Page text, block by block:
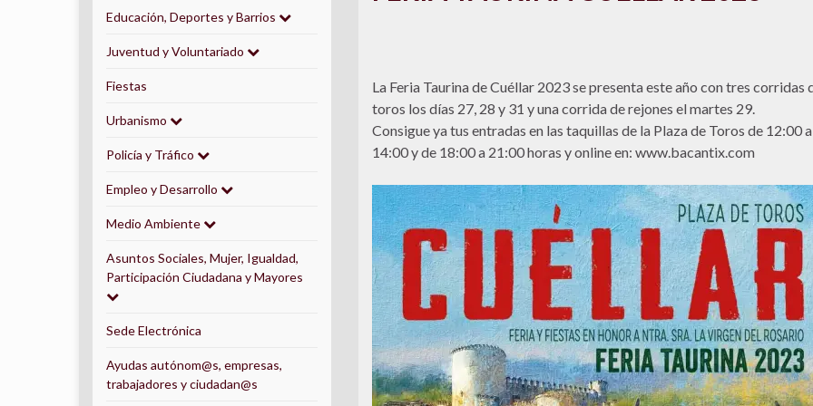
La Feria Taurina de Cuéllar 2023 se presenta este año con tres corridas
toros los días 27, 28 y 31 y una corrida de rejones el martes 29.
Consigue ya tus entradas en las taquillas de la Plaza de Toros de 12:00 a
14:00 y de 18:00 a 21:00 horas y online en: www.bacantix.com
Educación, Deportes y Barrios
Juventud y Voluntariado
Fiestas
Urbanismo
Policía y Tráfico
Empleo y Desarrollo
Medio Ambiente
Asuntos Sociales, Mujer, Igualdad,
Participación Ciudadana y Mayores
Sede Electrónica
Ayudas autónom@s, empresas,
trabajadores y ciudadan@s